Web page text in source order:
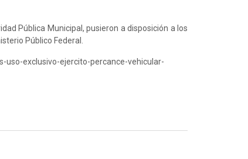
Pública Municipal, pusieron a disposición a los
Público Federal.
exclusivo-ejercito-percance-vehicular-